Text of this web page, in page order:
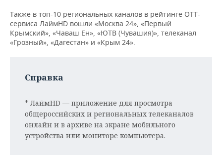
НЕФТЬ
ОПК
ТРАНСПОРТ
IT
ТЕЛЕКОММУНИКАЦИИ
НОВОСТИ МЕРОПРИЯТИЙ
БИЗНЕС-БРАНЧИ
ОТКРЫТАЯ ЛЕКЦИЯ
СПОРТ
ФУТБОЛ
БАСКЕТБОЛ
ВОЛЕЙБОЛ
НОВОСТИ ОБЩЕСТВА
ИНФРАСТРУКТУРА
ИСТОРИЯ
ФОТОГАЛЕРЕЯ
СПРАВОЧНИК
СПИСОК ПЕРСОН
ПОЛНАЯ ВЕРСИЯ
Также в топ-10 региональных каналов в рейтинге OTT-
сервиса ЛаймHD вошли «Москва 24», «Первый
Крымский», «Чаваш Ен», «ЮТВ (Чувашия)», телеканал
«Грозный», «Дагестан» и «Крым 24».
Справка
* ЛаймHD — приложение для просмотра
общероссийских и региональных телеканалов
онлайн и в архиве на экране мобильного
устройства или мониторе компьютера.